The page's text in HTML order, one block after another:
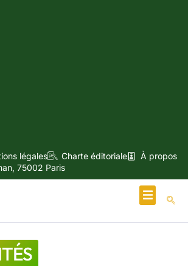
légales Charte éditoriale
À propos
75002 Paris